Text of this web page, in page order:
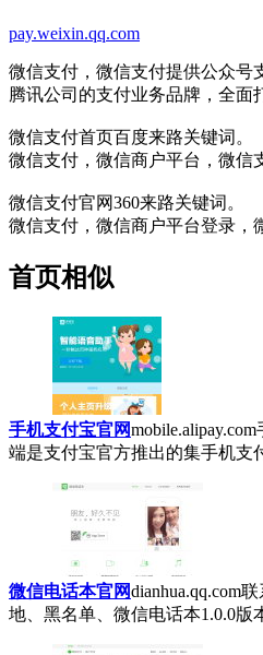
pay.weixin.qq.com
微信支付，微信支付提供公众号
腾讯公司的支付业务品牌，全面
微信支付首页百度来路关键词。
微信支付，微信商户平台，微信
微信支付官网360来路关键词。
微信支付，微信商户平台登录，
首页相似
手机支付宝官网mobile.alipay.com
端是支付宝官方推出的集手机支
微信电话本官网dianhua.qq.com联
地、黑名单、微信电话本1.0.0版